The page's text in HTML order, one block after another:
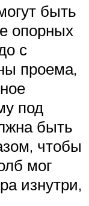
быть
опорных
с
проема,
под
быть
чтобы
мог
изнутри,